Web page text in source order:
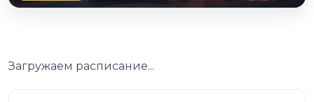
Загружаем расписание...